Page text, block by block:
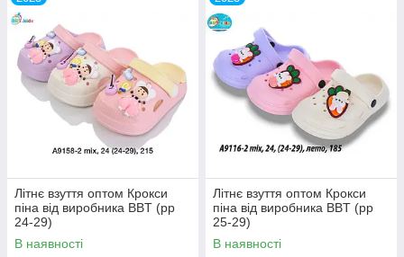
Літнє взуття оптом Крокси
піна від виробника BBT (рр
24-29)
В наявності
Літнє взуття оптом Крокси
піна від виробника BBT (рр
25-29)
В наявності